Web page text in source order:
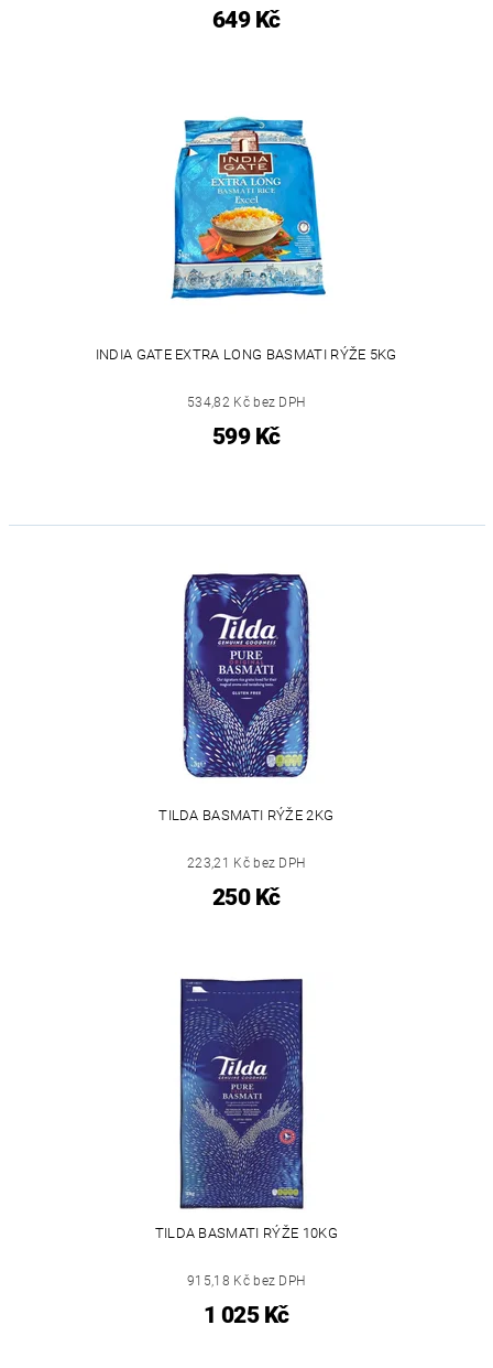
649 Kč
INDIA GATE EXTRA LONG BASMATI RÝŽE 5KG
534,82 Kč bez DPH
599 Kč
TILDA BASMATI RÝŽE 2KG
223,21 Kč bez DPH
250 Kč
TILDA BASMATI RÝŽE 10KG
915,18 Kč bez DPH
1 025 Kč